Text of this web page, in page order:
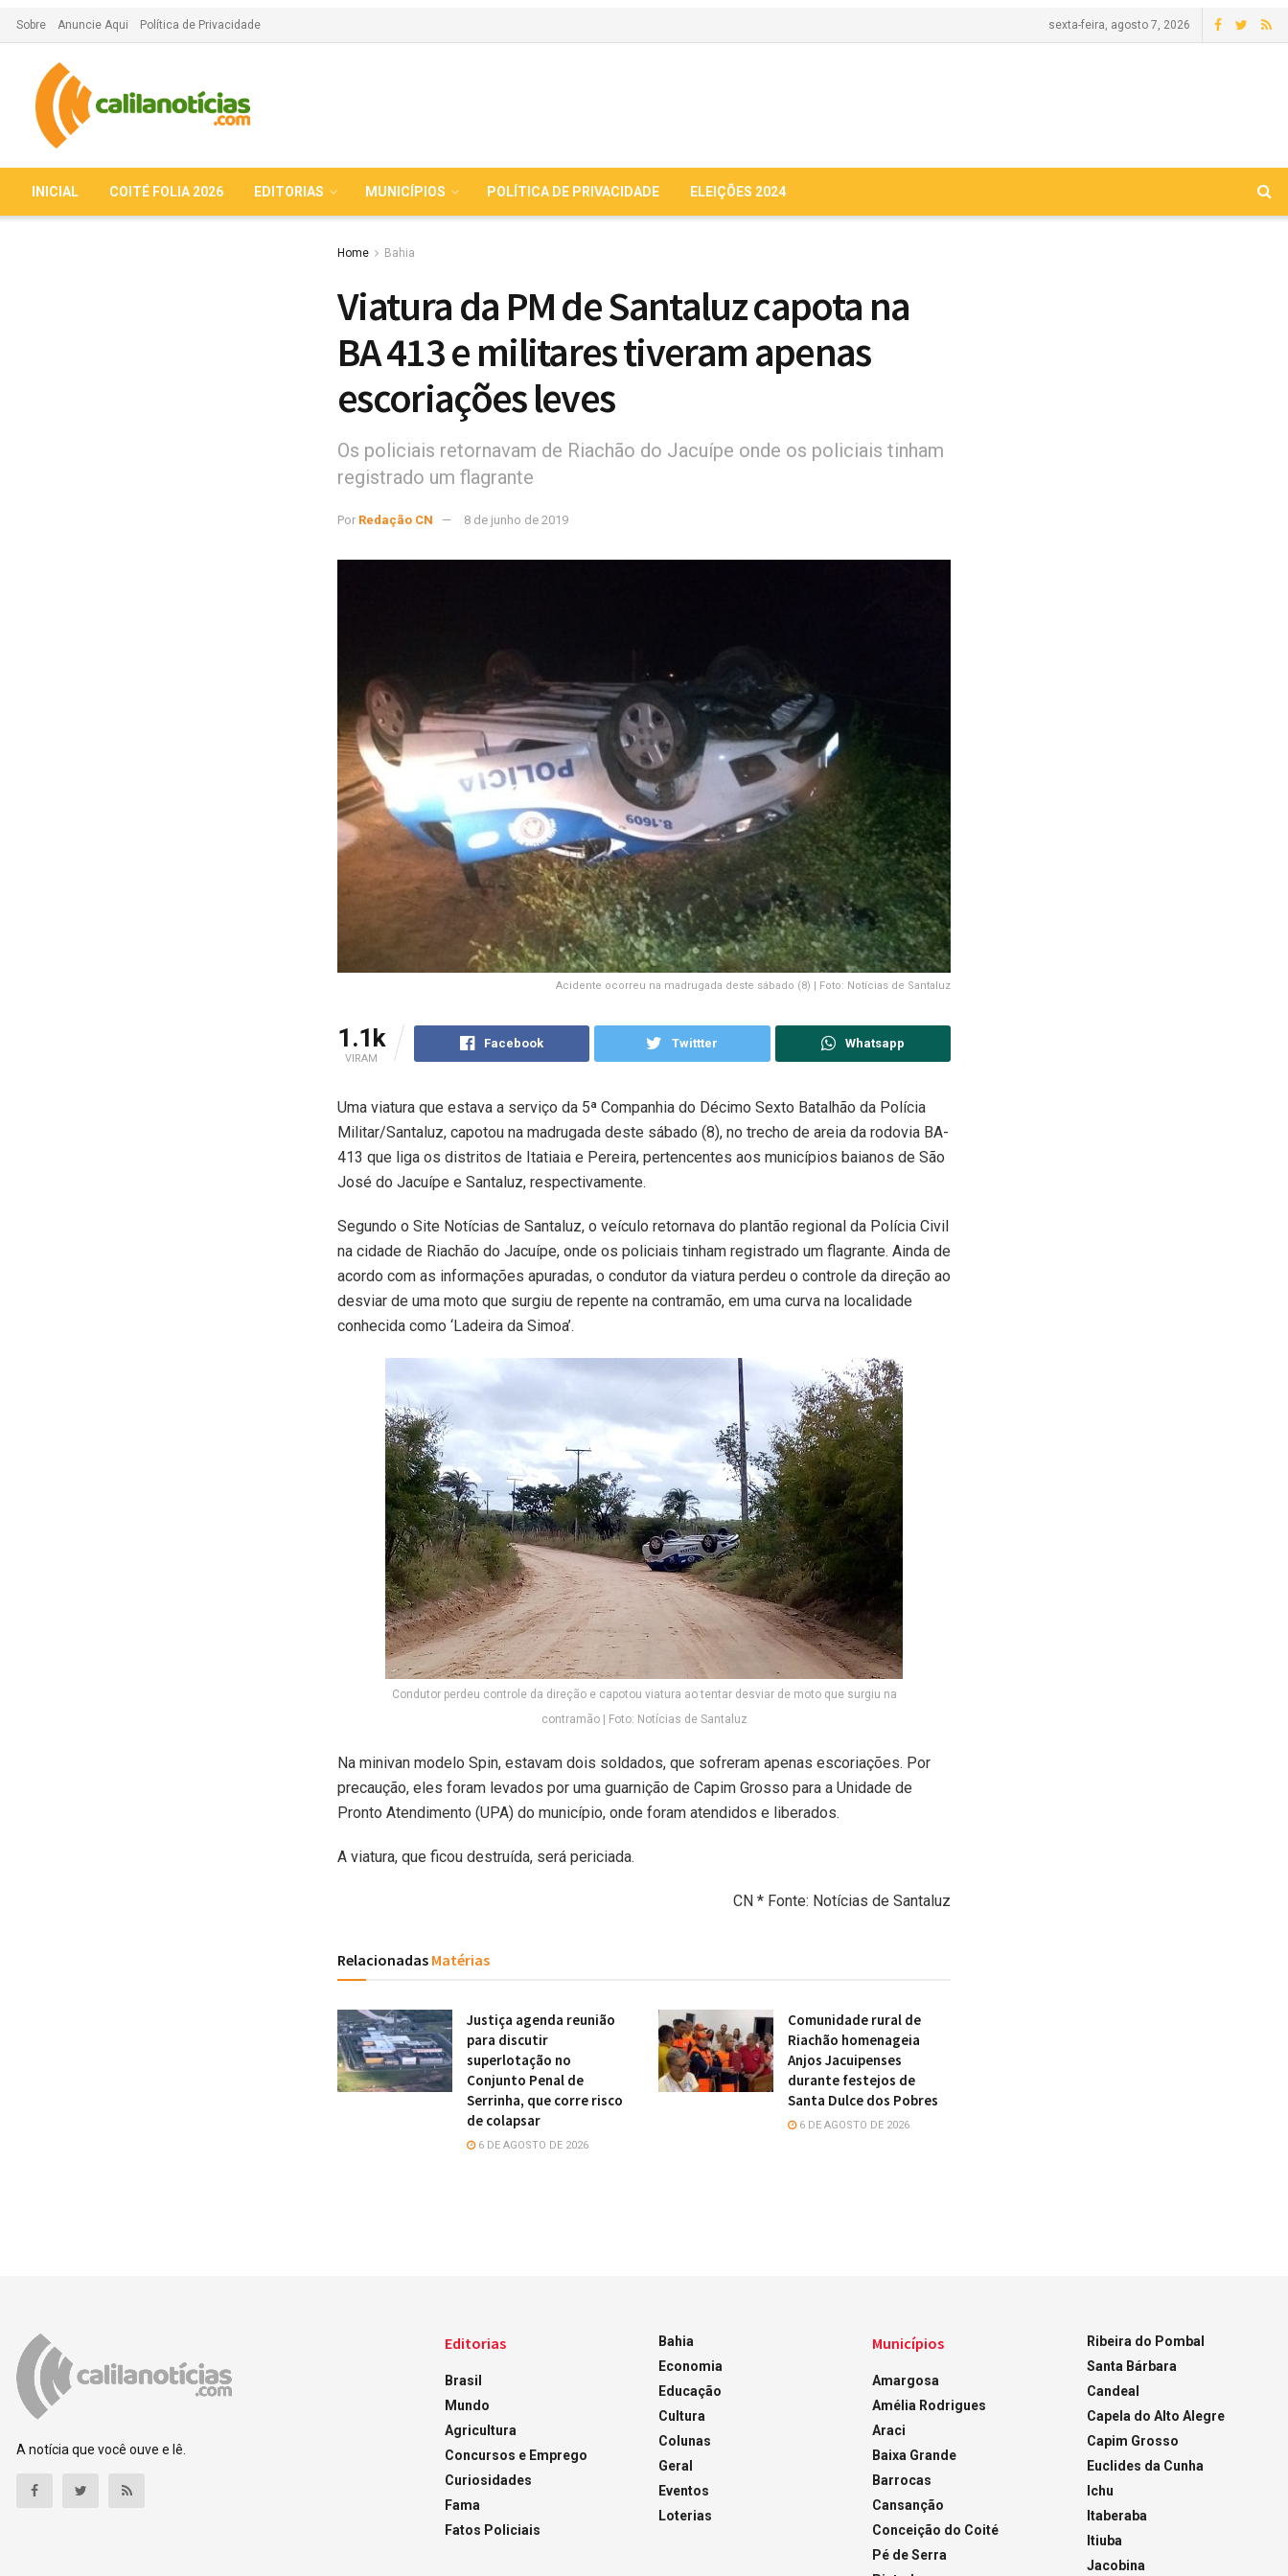
Sobre Anuncie Aqui Política de Privacidade sexta-feira, agosto 7, 2026
INICIAL COITÉ FOLIA 2026 EDITORIAS MUNICÍPIOS POLÍTICA DE PRIVACIDADE ELEIÇÕES 2024
Home Bahia
Viatura da PM de Santaluz capota na
BA 413 e militares tiveram apenas
escoriações leves
Os policiais retornavam de Riachão do Jacuípe onde os policiais tinham
registrado um flagrante
Por Redação CN 8 de junho de 2019
Acidente ocorreu na madrugada deste sábado (8) | Foto: Notícias de Santaluz
1.1k
VIRAM
Facebook Twittter Whatsapp
Uma viatura que estava a serviço da 5ª Companhia do Décimo Sexto Batalhão da Polícia
Militar/Santaluz, capotou na madrugada deste sábado (8), no trecho de areia da rodovia BA-
413 que liga os distritos de Itatiaia e Pereira, pertencentes aos municípios baianos de São
José do Jacuípe e Santaluz, respectivamente.
Segundo o Site Notícias de Santaluz, o veículo retornava do plantão regional da Polícia Civil
na cidade de Riachão do Jacuípe, onde os policiais tinham registrado um flagrante. Ainda de
acordo com as informações apuradas, o condutor da viatura perdeu o controle da direção ao
desviar de uma moto que surgiu de repente na contramão, em uma curva na localidade
conhecida como ‘Ladeira da Simoa’.
Condutor perdeu controle da direção e capotou viatura ao tentar desviar de moto que surgiu na
contramão | Foto: Notícias de Santaluz
Na minivan modelo Spin, estavam dois soldados, que sofreram apenas escoriações. Por
precaução, eles foram levados por uma guarnição de Capim Grosso para a Unidade de
Pronto Atendimento (UPA) do município, onde foram atendidos e liberados.
A viatura, que ficou destruída, será periciada.
CN * Fonte: Notícias de Santaluz
Relacionadas Matérias
Justiça agenda reunião
para discutir
superlotação no
Conjunto Penal de
Serrinha, que corre risco
de colapsar
6 DE AGOSTO DE 2026
Comunidade rural de
Riachão homenageia
Anjos Jacuipenses
durante festejos de
Santa Dulce dos Pobres
6 DE AGOSTO DE 2026
A notícia que você ouve e lê.
Editorias
Brasil
Mundo
Agricultura
Concursos e Emprego
Curiosidades
Fama
Fatos Policiais
Bahia
Economia
Educação
Cultura
Colunas
Geral
Eventos
Loterias
Municípios
Amargosa
Amélia Rodrigues
Araci
Baixa Grande
Barrocas
Cansanção
Conceição do Coité
Pé de Serra
Ribeira do Pombal
Santa Bárbara
Candeal
Capela do Alto Alegre
Capim Grosso
Euclides da Cunha
Ichu
Itaberaba
Itiuba
Jacobina